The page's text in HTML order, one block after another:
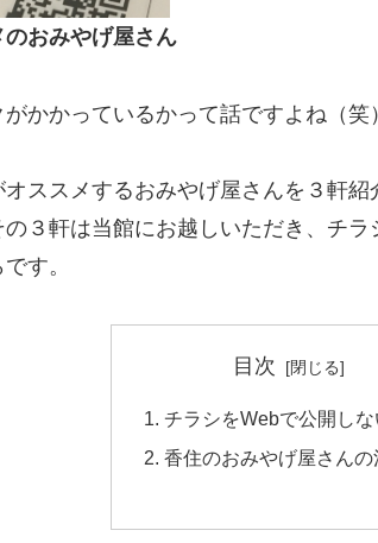
おみやげ屋さん
かかっているかって話ですよね（笑
ススメするおみやげ屋さんを３軒
３軒は当館にお越しいただき、チ
す。
目次
チラシをWebで公開し
香住のおみやげ屋さんの